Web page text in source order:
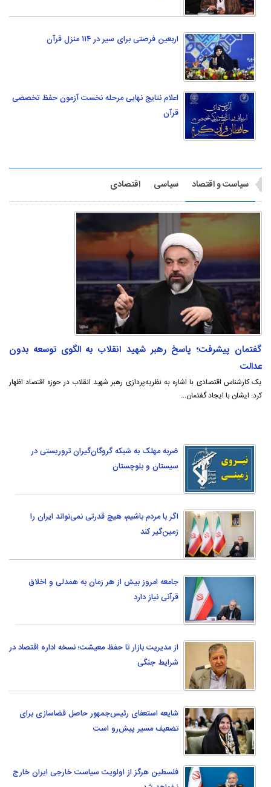
اربعین فرصتی برای سیر در ۱۱۴ منزل قرآن
اعلام نتایج نهایی مرحله نخست آزمون حفظ تخصصی
قرآن
سیاست و اقتصاد سیاسی اقتصادی
گفتمان پیشرفت؛ پاسخ رهبر شهید انقلاب به الگوی توسعه بدون
عدالت
یک کارشناس اقتصادی با اشاره به نظریه‌پردازی رهبر شهید انقلاب در حوزه اقتصاد اظهار
کرد: ایشان با ایجاد گفتمان...
ضربه مهلک به شبکه گروگان‌گیران تروریستی در
سیستان و بلوچستان
اگر با مردم باشیم، هیچ قدرتی نمی‌تواند ایران را
زمین‌گیر کند
جامعه امروز بیش از هر زمان به همدلی و اخلاق
قرآنی نیاز دارد
از مدیریت بازار تا حفظ معیشت؛ نسخه اداره اقتصاد در
شرایط جنگی
شایعه استعفای رئیس‌جمهور حاصل فضاسازی برای
تضعیف مسیر پیش‌رو است
فلسطین هرگز از اولویت سیاست خارجی ایران خارج